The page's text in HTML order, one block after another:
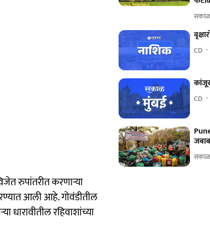
रुपांतरीत करणाऱ्या
आली आहे. गोवंडीतील
रहिवाशांच्या
CD
CD